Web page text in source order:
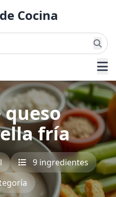
Cocina
queso
fría
9 ingredientes